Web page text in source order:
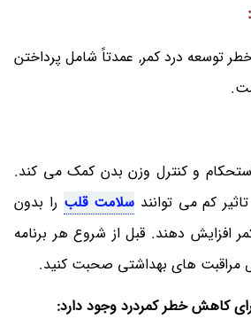
توسعه درد کمر, عمدتاً شامل پرداختن
و کنترل وزن بدن کمک می کند.
کم می توانندسلامت قلب را بدون
افزایش دهند. قبل از شروع هر برنامه
های بهداشتی صحبت کنید.
کاهش خطر کمردرد وجود دارد: